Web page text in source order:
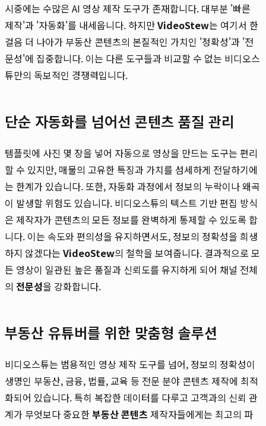
시중에는 수많은 AI 영상 제작 도구가 존재합니다. 대부분 '빠른
제작'과 '자동화'를 내세웁니다. 하지만VideoStew는 여기서 한
걸음 더 나아가 부동산 콘텐츠의 본질적인 가치인 '정확성'과 '전
문성'에 집중합니다. 이는 다른 도구들과 비교할 수 없는 비디오스
튜만의 독보적인 경쟁력입니다.
단순 자동화를 넘어선 콘텐츠 품질 관리
템플릿에 사진 몇 장을 넣어 자동으로 영상을 만드는 도구는 편리
할 수 있지만, 매물의 고유한 특징과 가치를 섬세하게 전달하기에
는 한계가 있습니다. 또한, 자동화 과정에서 정보의 누락이나 왜곡
이 발생할 위험도 있습니다. 비디오스튜의 텍스트 기반 편집 방식
은 제작자가 콘텐츠의 모든 정보를 완벽하게 통제할 수 있도록 합
니다. 이는 속도와 편의성을 유지하면서도, 정보의 정확성을 희생
하지 않겠다는 VideoStew의 철학을 보여줍니다. 결과적으로 모
든 영상이 일관된 높은 품질과 신뢰도를 유지하게 되어 채널 전체
의 전문성을 강화합니다.
부동산 유튜버를 위한 맞춤형 솔루션
비디오스튜는 범용적인 영상 제작 도구를 넘어, 정보의 정확성이
생명인 부동산, 금융, 법률, 교육 등 전문 분야 콘텐츠 제작에 최적
화되어 있습니다. 특히 복잡한 데이터를 다루고 고객과의 신뢰 관
계가 무엇보다 중요한부동산 콘텐츠 제작자들에게는 최고의 파